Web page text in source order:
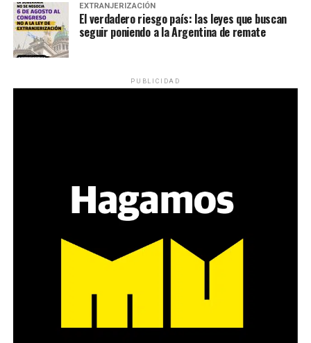
EXTRANJERIZACIÓN
El verdadero riesgo país: las leyes que buscan
seguir poniendo a la Argentina de remate
PUBLICIDAD